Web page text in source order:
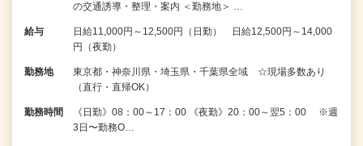
の交通誘導・整理・案内 ＜勤務地＞ …
給与
日給11,000円～12,500円（日勤） 日給12,500円～14,000
円（夜勤）
勤務地
東京都・神奈川県・埼玉県・千葉県全域 ☆現場多数あり
（直行・直帰OK）
勤務時間
《日勤》08：00～17：00 《夜勤》20：00～翌5：00 ※週
3日〜勤務O…